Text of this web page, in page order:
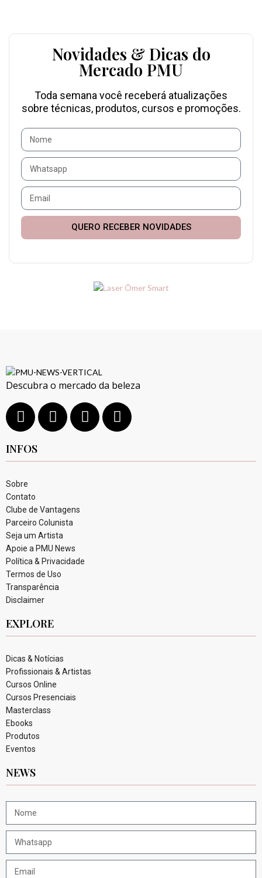
Novidades & Dicas do
Mercado PMU
Toda semana você receberá atualizações
sobre técnicas, produtos, cursos e promoções.
QUERO RECEBER NOVIDADES
Descubra o mercado da beleza
INFOS
Sobre
Contato
Clube de Vantagens
Parceiro Colunista
Seja um Artista
Apoie a PMU News
Política & Privacidade
Termos de Uso
Transparência
Disclaimer
EXPLORE
Dicas & Notícias
Profissionais & Artistas
Cursos Online
Cursos Presenciais
Masterclass
Ebooks
Produtos
Eventos
NEWS